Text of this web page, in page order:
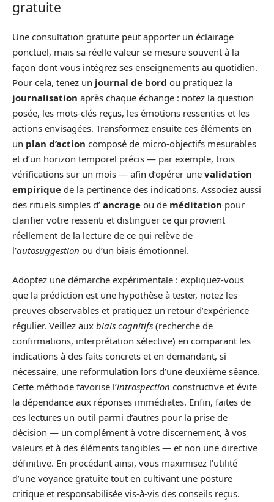
gratuite
Une consultation gratuite peut apporter un éclairage
ponctuel, mais sa réelle valeur se mesure souvent à la
façon dont vous intégrez ses enseignements au quotidien.
Pour cela, tenez un journal de bord ou pratiquez la
journalisation après chaque échange : notez la question
posée, les mots-clés reçus, les émotions ressenties et les
actions envisagées. Transformez ensuite ces éléments en
un plan d’action composé de micro-objectifs mesurables
et d’un horizon temporel précis — par exemple, trois
vérifications sur un mois — afin d’opérer une validation
empirique de la pertinence des indications. Associez aussi
des rituels simples d’ ancrage ou de méditation pour
clarifier votre ressenti et distinguer ce qui provient
réellement de la lecture de ce qui relève de
l’autosuggestion ou d’un biais émotionnel.
Adoptez une démarche expérimentale : expliquez-vous
que la prédiction est une hypothèse à tester, notez les
preuves observables et pratiquez un retour d’expérience
régulier. Veillez aux biais cognitifs (recherche de
confirmations, interprétation sélective) en comparant les
indications à des faits concrets et en demandant, si
nécessaire, une reformulation lors d’une deuxième séance.
Cette méthode favorise l’introspection constructive et évite
la dépendance aux réponses immédiates. Enfin, faites de
ces lectures un outil parmi d’autres pour la prise de
décision — un complément à votre discernement, à vos
valeurs et à des éléments tangibles — et non une directive
définitive. En procédant ainsi, vous maximisez l’utilité
d’une voyance gratuite tout en cultivant une posture
critique et responsabilisée vis‑à‑vis des conseils reçus.